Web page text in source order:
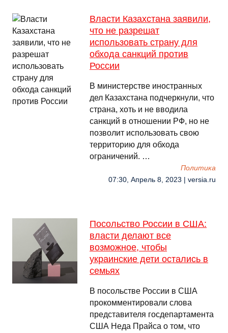
Власти Казахстана заявили,
что не разрешат
использовать страну для
обхода санкций против
России
В министерстве иностранных
дел Казахстана подчеркнули, что
страна, хоть и не вводила
санкций в отношении РФ, но не
позволит использовать свою
территорию для обхода
ограничений. …
Политика
07:30, Апрель 8, 2023 | versia.ru
Посольство России в США:
власти делают все
возможное, чтобы
украинские дети остались в
семьях
В посольстве России в США
прокомментировали слова
представителя госдепартамента
США Неда Прайса о том, что